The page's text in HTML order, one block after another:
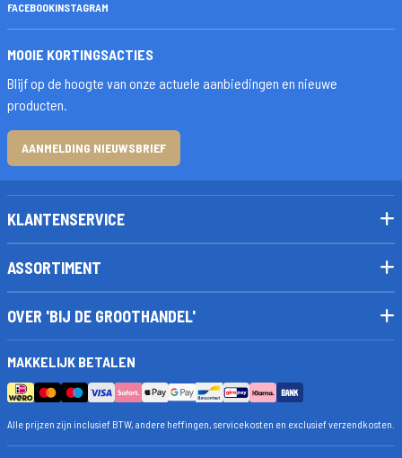
FACEBOOKINSTAGRAM
MOOIE KORTINGSACTIES
Blijf op de hoogte van onze actuele aanbiedingen en nieuwe
producten.
AANMELDING NIEUWSBRIEF
KLANTENSERVICE
ASSORTIMENT
OVER 'BIJ DE GROOTHANDEL'
MAKKELIJK BETALEN
Alle prijzen zijn inclusief BTW, andere heffingen, servicekosten en exclusief verzendkosten.